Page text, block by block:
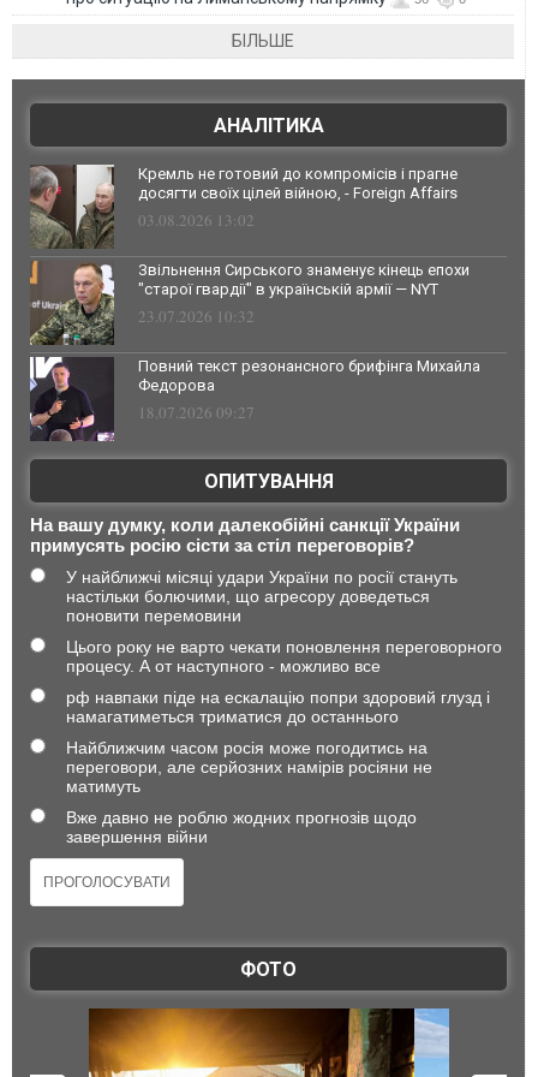
БІЛЬШЕ
АНАЛІТИКА
Кремль не готовий до компромісів і прагне
досягти своїх цілей війною, - Foreign Affairs
03.08.2026 13:02
Звільнення Сирського знаменує кінець епохи
"старої гвардії" в українській армії — NYT
23.07.2026 10:32
Повний текст резонансного брифінга Михайла
Федорова
18.07.2026 09:27
ОПИТУВАННЯ
На вашу думку, коли далекобійні санкції України
примусять росію сісти за стіл переговорів?
У найближчі місяці удари України по росії стануть
настільки болючими, що агресору доведеться
поновити перемовини
Цього року не варто чекати поновлення переговорного
процесу. А от наступного - можливо все
рф навпаки піде на ескалацію попри здоровий глузд і
намагатиметься триматися до останнього
Найближчим часом росія може погодитись на
переговори, але серйозних намірів росіяни не
матимуть
Вже давно не роблю жодних прогнозів щодо
завершення війни
ФОТО